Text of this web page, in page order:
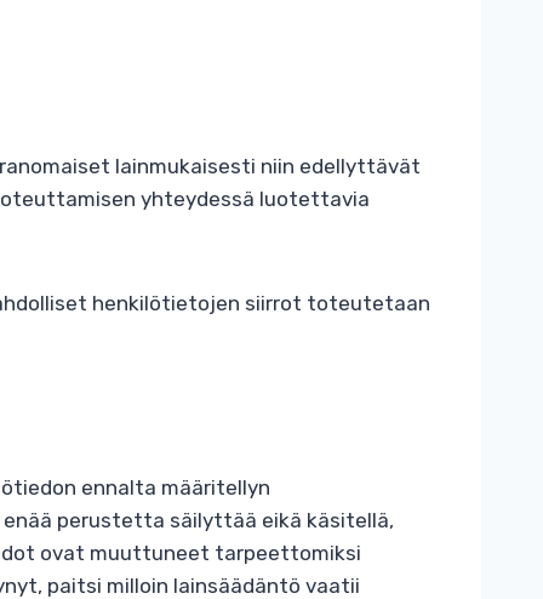
lainmukaisesti niin edellyttävät
yhteydessä luotettavia
henkilötietojen siirrot toteutetaan
ennalta määritellyn
perustetta säilyttää eikä käsitellä,
ovat muuttuneet tarpeettomiksi
paitsi milloin lainsäädäntö vaatii